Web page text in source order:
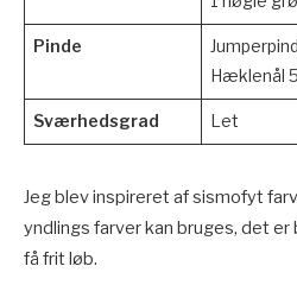
Pinde
Hæklenål
Sværhedsgrad Let
Jeg blev inspireret af sismofyt
yndlings farver kan bruges, det
få frit løb.